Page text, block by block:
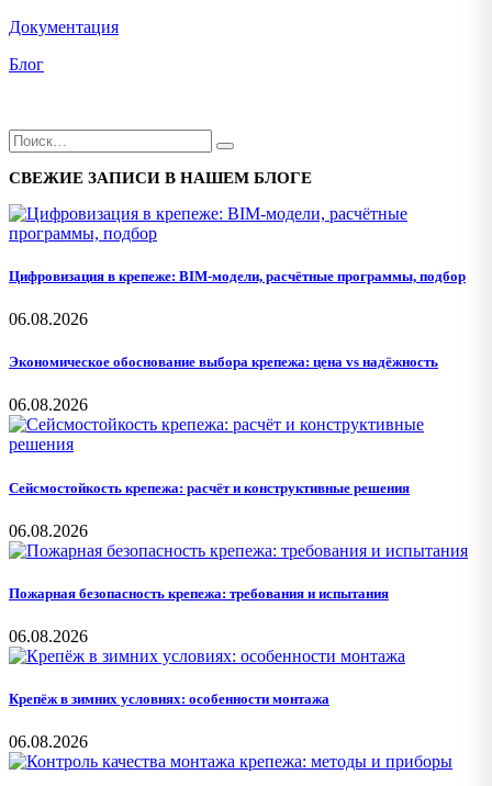
Документация
Блог
СВЕЖИЕ ЗАПИСИ В НАШЕМ БЛОГЕ
Цифровизация в крепеже: BIM-модели, расчётные программы, подбор
06.08.2026
Экономическое обоснование выбора крепежа: цена vs надёжность
06.08.2026
Сейсмостойкость крепежа: расчёт и конструктивные решения
06.08.2026
Пожарная безопасность крепежа: требования и испытания
06.08.2026
Крепёж в зимних условиях: особенности монтажа
06.08.2026